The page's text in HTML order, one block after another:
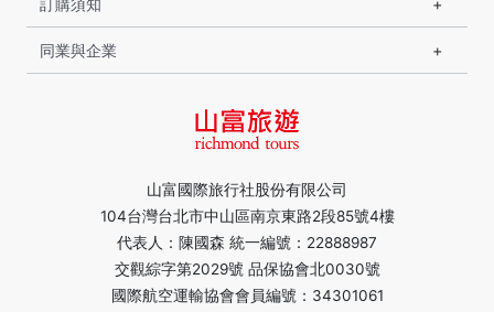
山富國際旅行社股份有限公司
104台灣台北市中山區南京東路2段85號4樓
代表人：陳國森 統一編號：22888987
交觀綜字第2029號 品保協會北0030號
國際航空運輸協會會員編號：34301061
訂購須知
同業與企業